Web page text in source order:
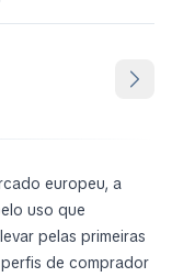
europeu, a
uso que
pelas primeiras
de comprador